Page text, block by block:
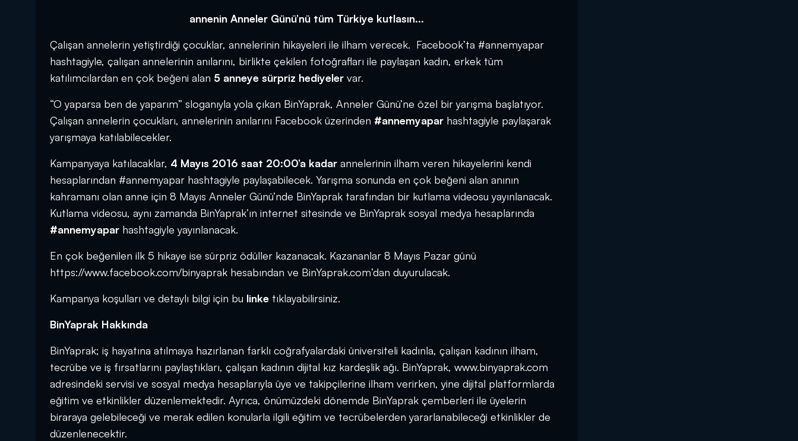
annenin Anneler Günü’nü tüm Türkiye kutlasın...
Çalışan annelerin yetiştirdiği çocuklar, annelerinin hikayeleri ile ilham verecek. Facebook’ta #annemyapar
hashtagiyle, çalışan annelerinin anılarını, birlikte çekilen fotoğrafları ile paylaşan kadın, erkek tüm
katılımcılardan en çok beğeni alan 5 anneye sürpriz hediyeler var.
“O yaparsa ben de yaparım” sloganıyla yola çıkan BinYaprak, Anneler Günü’ne özel bir yarışma başlatıyor.
Çalışan annelerin çocukları, annelerinin anılarını Facebook üzerinden #annemyapar hashtagiyle paylaşarak
yarışmaya katılabilecekler.
Kampanyaya katılacaklar, 4 Mayıs 2016 saat 20:00’a kadar annelerinin ilham veren hikayelerini kendi
hesaplarından #annemyapar hashtagiyle paylaşabilecek. Yarışma sonunda en çok beğeni alan anının
kahramanı olan anne için 8 Mayıs Anneler Günü’nde BinYaprak tarafından bir kutlama videosu yayınlanacak.
Kutlama videosu, aynı zamanda BinYaprak’ın internet sitesinde ve BinYaprak sosyal medya hesaplarında
#annemyapar hashtagiyle yayınlanacak.
En çok beğenilen ilk 5 hikaye ise sürpriz ödüller kazanacak. Kazananlar 8 Mayıs Pazar günü
https://www.facebook.com/binyaprak hesabından ve BinYaprak.com’dan duyurulacak.
Kampanya koşulları ve detaylı bilgi için bu linke tıklayabilirsiniz.
BinYaprak Hakkında
BinYaprak; iş hayatına atılmaya hazırlanan farklı coğrafyalardaki üniversiteli kadınla, çalışan kadının ilham,
tecrübe ve iş fırsatlarını paylaştıkları, çalışan kadının dijital kız kardeşlik ağı. BinYaprak, www.binyaprak.com
adresindeki servisi ve sosyal medya hesaplarıyla üye ve takipçilerine ilham verirken, yine dijital platformlarda
eğitim ve etkinlikler düzenlemektedir. Ayrıca, önümüzdeki dönemde BinYaprak çemberleri ile üyelerin
biraraya gelebileceği ve merak edilen konularla ilgili eğitim ve tecrübelerden yararlanabileceği etkinlikler de
düzenlenecektir.